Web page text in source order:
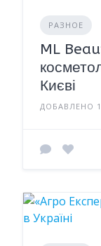
РАЗНОЕ
ML
Києві
ДОБАВЛЕНО